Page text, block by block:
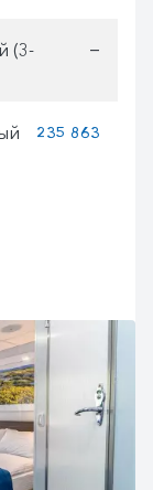
(3-
—
235 863